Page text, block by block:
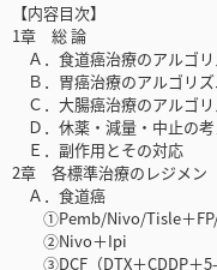
【内容目次】
1章 総 論
Ａ．食道癌治療のアルゴ
Ｂ．胃癌治療のアルゴリズ
Ｃ．大腸癌治療のアルゴ
Ｄ．休薬・減量・中止の
Ｅ．副作用とその対応
2章 各標準治療のレジメン
Ａ．食道癌
①Pemb/Nivo/Tisle＋FP/
②Nivo＋Ipi
③DCF（DTX＋CDDP＋5-